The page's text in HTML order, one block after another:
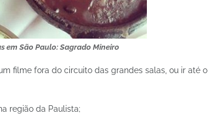
em São Paulo: Sagrado Mineiro
filme fora do circuito das grandes salas, ou ir até o
região da Paulista;